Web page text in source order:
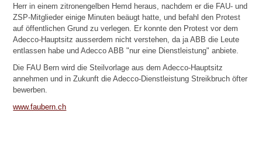
Herr in einem zitronengelben Hemd heraus, nachdem er die FAU- und
ZSP-Mitglieder einige Minuten beäugt hatte, und befahl den Protest
auf öffentlichen Grund zu verlegen. Er konnte den Protest vor dem
Adecco-Hauptsitz ausserdem nicht verstehen, da ja ABB die Leute
entlassen habe und Adecco ABB "nur eine Dienstleistung" anbiete.
Die FAU Bern wird die Steilvorlage aus dem Adecco-Hauptsitz
annehmen und in Zukunft die Adecco-Dienstleistung Streikbruch öfter
bewerben.
www.faubern.ch